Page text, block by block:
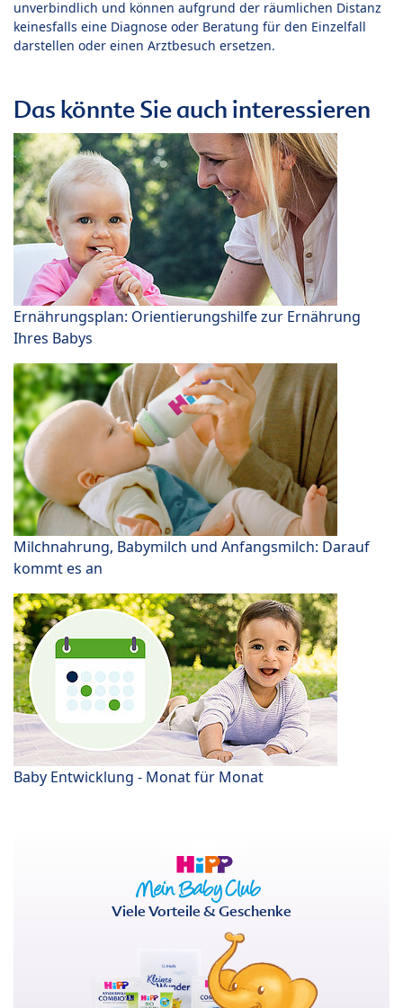
unverbindlich und können aufgrund der räumlichen Distanz
keinesfalls eine Diagnose oder Beratung für den Einzelfall
darstellen oder einen Arztbesuch ersetzen.
Das könnte Sie auch interessieren
Ernährungsplan: Orientierungshilfe zur Ernährung
Ihres Babys
Milchnahrung, Babymilch und Anfangsmilch: Darauf
kommt es an
Baby Entwicklung - Monat für Monat
Viele Vorteile & Geschenke